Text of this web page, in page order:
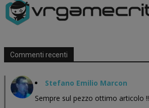
Commenti recenti
Stefano Emilio Marcon
Sempre sul pezzo ottimo articolo !!